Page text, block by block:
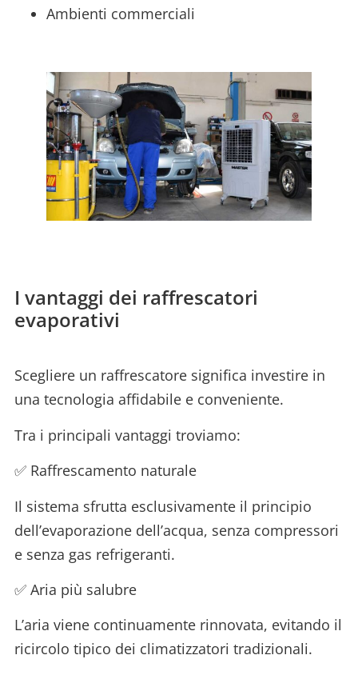
Ambienti commerciali
I vantaggi dei raffrescatori
evaporativi
Scegliere un raffrescatore significa investire in
una tecnologia affidabile e conveniente.
Tra i principali vantaggi troviamo:
✅ Raffrescamento naturale
Il sistema sfrutta esclusivamente il principio
dell’evaporazione dell’acqua, senza compressori
e senza gas refrigeranti.
✅ Aria più salubre
L’aria viene continuamente rinnovata, evitando il
ricircolo tipico dei climatizzatori tradizionali.